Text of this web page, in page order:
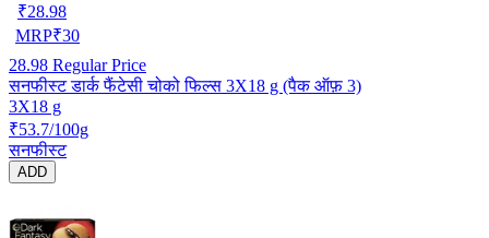
₹28.98
MRP₹30
28.98 Regular Price
सनफीस्ट डार्क फैंटेसी चोको फिल्स 3X18 g (पैक ऑफ़ 3)
3X18 g
₹53.7/100g
सनफीस्ट
ADD